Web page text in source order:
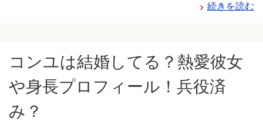
続きを読む
コンユは結婚してる？熱愛彼女
や身長プロフィール！兵役済
み？